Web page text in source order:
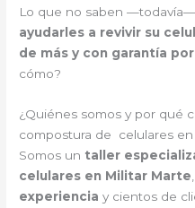
Lo que no saben
ayudarles a revivir su
de más y con garantía
cómo?
¿Quiénes somos y por qué
compostura de celulares en
Somos un taller
celulares en Militar Marte
experiencia y cientos de